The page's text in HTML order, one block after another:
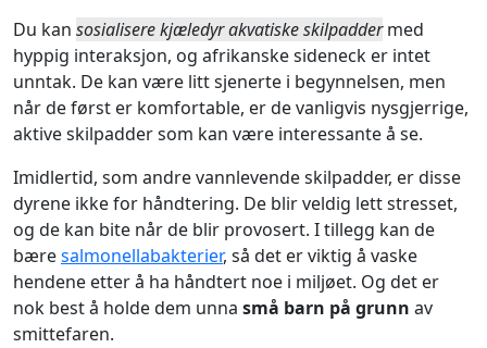
Du kan sosialisere kjæledyr akvatiske skilpaddermed
hyppig interaksjon, og afrikanske sideneck er intet
unntak. De kan være litt sjenerte i begynnelsen, men
når de først er komfortable, er de vanligvis nysgjerrige,
aktive skilpadder som kan være interessante å se.
Imidlertid, som andre vannlevende skilpadder, er disse
dyrene ikke for håndtering. De blir veldig lett stresset,
og de kan bite når de blir provosert. I tillegg kan de
bæresalmonellabakterier, så det er viktig å vaske
hendene etter å ha håndtert noe i miljøet. Og det er
nok best å holde dem unna små barn på grunn av
smittefaren.